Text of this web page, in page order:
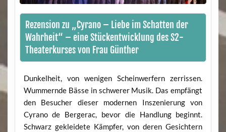
Rezension zu „Cyrano – Liebe im Schatten der
Wahrheit“ – eine Stückentwicklung des S2-
Theaterkurses von Frau Günther
Dunkelheit, von wenigen Scheinwerfern zerrissen.
Wummernde Bässe in schwerer Musik. Das empfängt
den Besucher dieser modernen Inszenierung von
Cyrano de Bergerac, bevor die Handlung beginnt.
Schwarz gekleidete Kämpfer, von deren Gesichtern